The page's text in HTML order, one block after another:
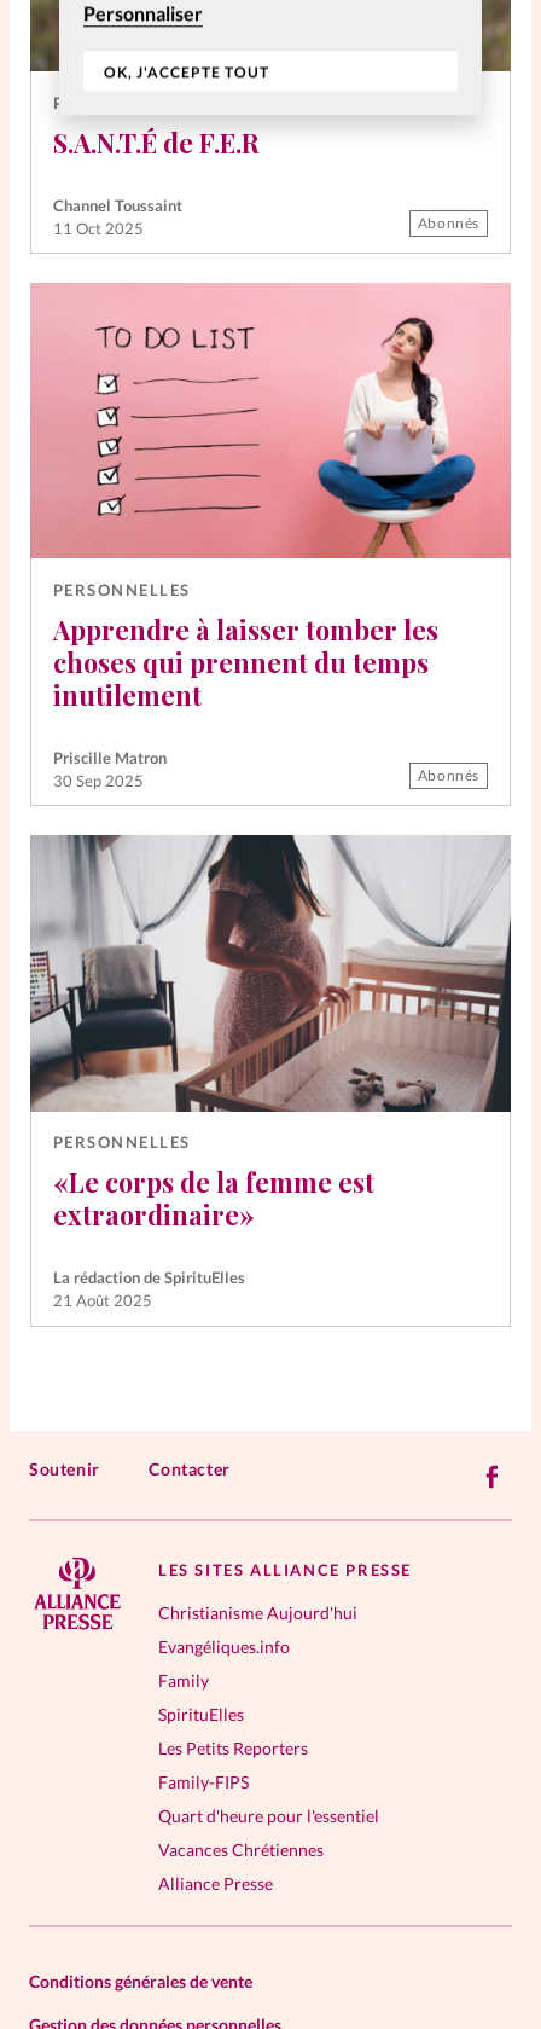
Personnaliser
OK, J'ACCEPTE TOUT
PERSONNELLES
S.A.N.T.É de F.E.R
Channel Toussaint
11 Oct 2025
Abonnés
PERSONNELLES
Apprendre à laisser tomber les
choses qui prennent du temps
inutilement
Priscille Matron
30 Sep 2025
Abonnés
PERSONNELLES
«Le corps de la femme est
extraordinaire»
La rédaction de SpirituElles
21 Août 2025
Soutenir Contacter
LES SITES ALLIANCE PRESSE
Christianisme Aujourd'hui
Evangéliques.info
Family
SpirituElles
Les Petits Reporters
Family-FIPS
Quart d'heure pour l'essentiel
Vacances Chrétiennes
Alliance Presse
Conditions générales de vente
Gestion des données personnelles